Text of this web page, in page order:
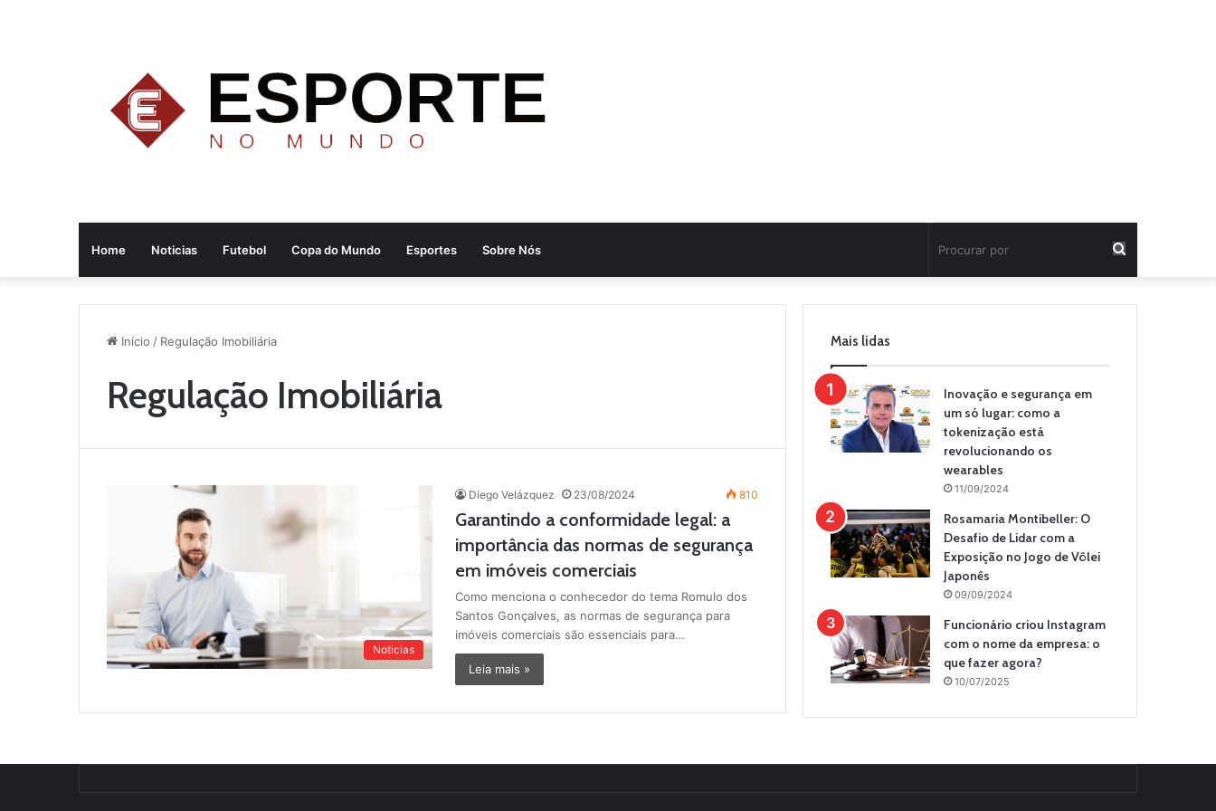
Home Noticias Futebol Copa do Mundo Esportes Sobre Nós
por
Início / Regulação Imobiliária
Regulação Imobiliária
Noticias
Diego Velázquez 23/08/2024 810
Garantindo a conformidade legal: a
importância das normas de segurança
em imóveis comerciais
Como menciona o conhecedor do tema Romulo dos
Santos Gonçalves, as normas de segurança para
imóveis comerciais são essenciais para…
Leia mais »
Mais lidas
Inovação e segurança em
um só lugar: como a
tokenização está
revolucionando os
wearables
11/09/2024
Rosamaria Montibeller: O
Desafio de Lidar com a
Exposição no Jogo de Vôlei
Japonês
09/09/2024
Funcionário criou Instagram
com o nome da empresa: o
que fazer agora?
10/07/2025